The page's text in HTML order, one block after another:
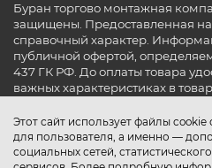
Этот сайт использует файлы
для пользователя, а именно —
социальных сетей,
Буран торгово монтажная
защищены. Предоставленная
справочный характер.
публичной офертой,
437 ГК РФ. До оплаты товара
важных характеристиках в